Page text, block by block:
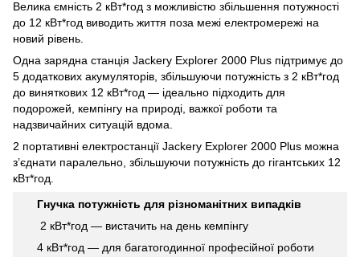
Велика ємність 2 кВт*год з можливістю збільшення потужності
до 12 кВт*год виводить життя поза межі електромережі на
новий рівень.
Одна зарядна станція Jackery Explorer 2000 Plus підтримує до
5 додаткових акумуляторів, збільшуючи потужність з 2 кВт*год
до виняткових 12 кВт*год — ідеально підходить для
подорожей, кемпінгу на природі, важкої роботи та
надзвичайних ситуацій вдома.
2 портативні електростанції Jackery Explorer 2000 Plus можна
з’єднати паралельно, збільшуючи потужність до гігантських 12
кВт*год.
Гнучка потужність для різноманітних випадків
2 кВт*год — вистачить на день кемпінгу
4 кВт*год — для багатогодинної професійної роботи